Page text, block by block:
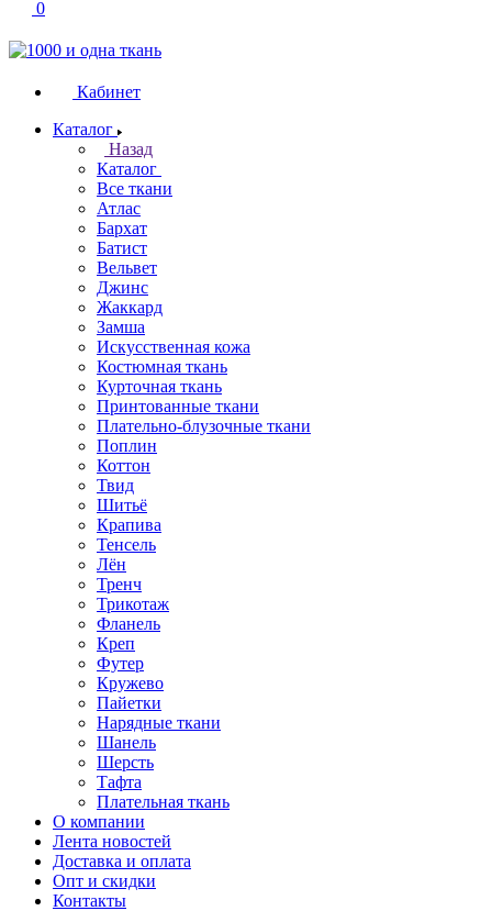
0
Кабинет
Каталог
Назад
Каталог
Все ткани
Атлас
Бархат
Батист
Вельвет
Джинс
Жаккард
Замша
Искусственная кожа
Костюмная ткань
Курточная ткань
Принтованные ткани
Плательно-блузочные ткани
Поплин
Коттон
Твид
Шитьё
Крапива
Тенсель
Лён
Тренч
Трикотаж
Фланель
Креп
Футер
Кружево
Пайетки
Нарядные ткани
Шанель
Шерсть
Тафта
Плательная ткань
О компании
Лента новостей
Доставка и оплата
Опт и скидки
Контакты